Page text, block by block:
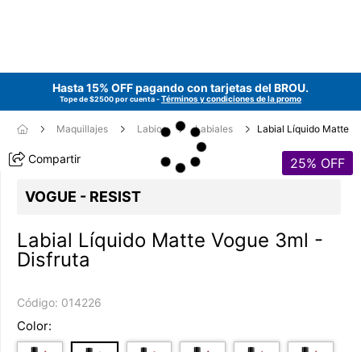
Hasta 15% OFF pagando con tarjetas del BROU.
Tope de $2500 por cuenta -Términos y condiciones de la promo
Maquillajes Labios Labiales Labial Líquido Matte
Compartir 25% OFF
VOGUE - RESIST
Labial Líquido Matte Vogue 3ml -
Disfruta
Código: 014226
Color: